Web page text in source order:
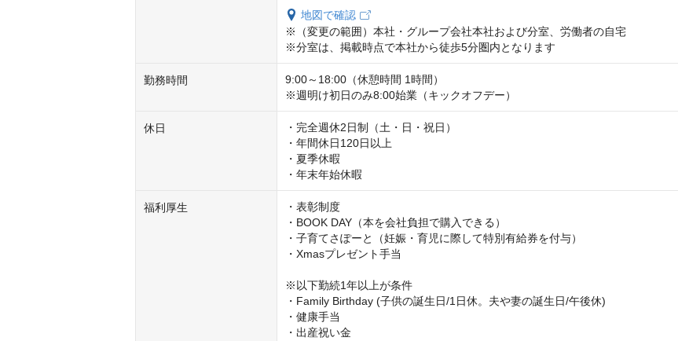
地図で確認
※（変更の範囲）本社・グループ会社本社および分室、労働者の自宅
※分室は、掲載時点で本社から徒歩5分圏内となります
勤務時間
9:00～18:00（休憩時間 1時間）
※週明け初日のみ8:00始業（キックオフデー）
休日
・完全週休2日制（土・日・祝日）
・年間休日120日以上
・夏季休暇
・年末年始休暇
福利厚生
・表彰制度
・BOOK DAY（本を会社負担で購入できる）
・子育てさぽーと（妊娠・育児に際して特別有給券を付与）
・Xmasプレゼント手当
※以下勤続1年以上が条件
・Family Birthday (子供の誕生日/1日休。夫や妻の誕生日/午後休)
・健康手当
・出産祝い金